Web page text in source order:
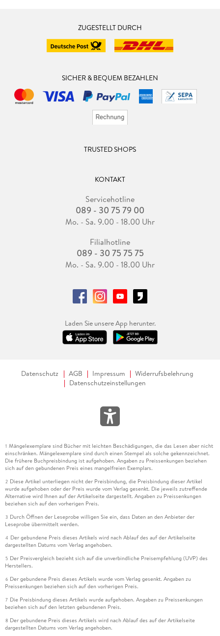
ZUGESTELLT DURCH
SICHER & BEQUEM BEZAHLEN
TRUSTED SHOPS
KONTAKT
Servicehotline
089 - 30 75 79 00
Mo. - Sa. 9.00 - 18.00 Uhr
Filialhotline
089 - 30 75 75 75
Mo. - Sa. 9.00 - 18.00 Uhr
Laden Sie unsere App herunter.
Datenschutz AGB Impressum
Widerrufsbelehrung
Datenschutzeinstellungen
1 Mängelexemplare sind Bücher mit leichten Beschädigungen, die das Lesen aber nicht
einschränken. Mängelexemplare sind durch einen Stempel als solche gekennzeichnet.
Die frühere Buchpreisbindung ist aufgehoben. Angaben zu Preissenkungen beziehen
sich auf den gebundenen Preis eines mangelfreien Exemplars.
2 Diese Artikel unterliegen nicht der Preisbindung, die Preisbindung dieser Artikel
wurde aufgehoben oder der Preis wurde vom Verlag gesenkt. Die jeweils zutreffende
Alternative wird Ihnen auf der Artikelseite dargestellt. Angaben zu Preissenkungen
beziehen sich auf den vorherigen Preis.
3 Durch Öffnen der Leseprobe willigen Sie ein, dass Daten an den Anbieter der
Leseprobe übermittelt werden.
4 Der gebundene Preis dieses Artikels wird nach Ablauf des auf der Artikelseite
dargestellten Datums vom Verlag angehoben.
5 Der Preisvergleich bezieht sich auf die unverbindliche Preisempfehlung (UVP) des
Herstellers.
6 Der gebundene Preis dieses Artikels wurde vom Verlag gesenkt. Angaben zu
Preissenkungen beziehen sich auf den vorherigen Preis.
7 Die Preisbindung dieses Artikels wurde aufgehoben. Angaben zu Preissenkungen
beziehen sich auf den letzten gebundenen Preis.
8 Der gebundene Preis dieses Artikels wird nach Ablauf des auf der Artikelseite
dargestellten Datums vom Verlag angehoben.